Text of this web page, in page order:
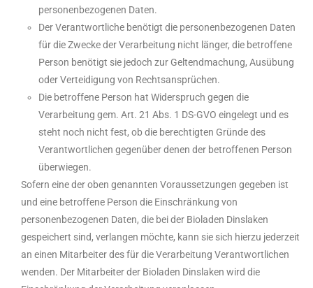
personenbezogenen Daten.
Der Verantwortliche benötigt die personenbezogenen Daten
für die Zwecke der Verarbeitung nicht länger, die betroffene
Person benötigt sie jedoch zur Geltendmachung, Ausübung
oder Verteidigung von Rechtsansprüchen.
Die betroffene Person hat Widerspruch gegen die
Verarbeitung gem. Art. 21 Abs. 1 DS-GVO eingelegt und es
steht noch nicht fest, ob die berechtigten Gründe des
Verantwortlichen gegenüber denen der betroffenen Person
überwiegen.
Sofern eine der oben genannten Voraussetzungen gegeben ist
und eine betroffene Person die Einschränkung von
personenbezogenen Daten, die bei der Bioladen Dinslaken
gespeichert sind, verlangen möchte, kann sie sich hierzu jederzeit
an einen Mitarbeiter des für die Verarbeitung Verantwortlichen
wenden. Der Mitarbeiter der Bioladen Dinslaken wird die